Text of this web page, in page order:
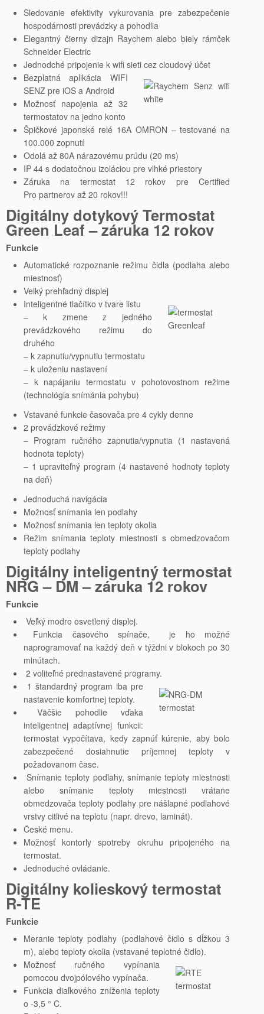
Sledovanie efektivity vykurovania pre zabezpečenie
hospodárnosti prevádzky a pohodlia
Elegantný čierny dizajn Raychem alebo biely rámček
Schneider Electric
Jednodché pripojenie k wifi sieti cez cloudový účet
Bezplatná aplikácia WIFI
SENZ pre iOS a Android
Možnosť napojenia až 32
termostatov na jedno konto
Špičkové japonské relé 16A OMRON – testované na
100.000 zopnutí
Odolá až 80A nárazovému prúdu (20 ms)
IP 44 s dodatočnou izoláciou pre vlhké priestory
Záruka na termostat 12 rokov pre Certified
Pro partnerov až 20 rokov!!!
Digitálny dotykový Termostat
Green Leaf – záruka 12 rokov
Funkcie
Automatické rozpoznanie režimu čidla (podlaha alebo
miestnosť)
Veľký prehľadný displej
Inteligentné tlačítko v tvare listu
– k zmene z jedného
prevádzkového režimu do
druhého
– k zapnutiu/vypnutiu termostatu
– k uloženiu nastavení
– k napájaniu termostatu v pohotovostnom režime
(technológia snímánia pohybu)
Vstavané funkcie časovača pre 4 cykly denne
2 provádzkové režimy
– Program ručného zapnutia/vypnutia (1 nastavená
hodnota teploty)
– 1 upraviteľný program (4 nastavené hodnoty teploty
na deň)
Jednoduchá navigácia
Možnosť snímania len podlahy
Možnosť snímania len teploty okolia
Režim snímania teploty miestnosti s obmedzovačom
teploty podlahy
Digitálny inteligentný termostat
NRG – DM – záruka 12 rokov
Funkcie
Veľký modro osvetlený displej.
Funkcia časového spínače, je ho možné
naprogramovať na každý deň v týždni v blokoch po 30
minútach.
2 voliteľné prednastavené programy.
1 štandardný program iba pre
nastavenie komfortnej teploty.
Väčšie pohodlie vďaka
inteligentnej adaptívnej funkcii:
termostat vypočítava, kedy zapnúť kúrenie, aby bolo
zabezpečené dosiahnutie príjemnej teploty v
požadovanom čase.
Snímanie teploty podlahy, snímanie teploty miestnosti
alebo snímanie teploty miestnosti vrátane
obmedzovača teploty podlahy pre nášlapné podlahové
vrstvy citlivé na teplotu (napr. drevo, laminát).
České menu.
Možnosť kontorly spotreby okruhu pripojeného na
termostat.
Jednoduché ovládanie.
Digitálny kolieskový termostat
R-TE
Funkcie
Meranie teploty podlahy (podlahové čidlo s dĺžkou 3
m), alebo teploty okolia (vstavané teplotné čidlo).
Možnosť ručného vypínania
pomocou dvojpólového vypínača.
Funkcia diaľkového zníženia teploty
o -3,5 ° C.